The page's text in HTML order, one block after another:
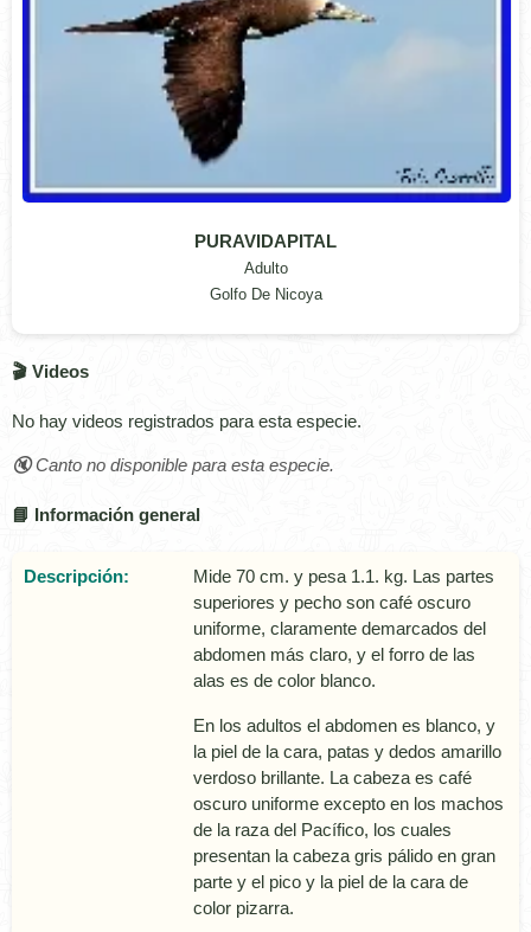
PURAVIDAPITAL
Adulto
Golfo De Nicoya
🎬 Videos
No hay videos registrados para esta especie.
🔇 Canto no disponible para esta especie.
📘 Información general
Descripción:
Mide 70 cm. y pesa 1.1. kg. Las partes
superiores y pecho son café oscuro
uniforme, claramente demarcados del
abdomen más claro, y el forro de las
alas es de color blanco.
En los adultos el abdomen es blanco, y
la piel de la cara, patas y dedos amarillo
verdoso brillante. La cabeza es café
oscuro uniforme excepto en los machos
de la raza del Pací­fico, los cuales
presentan la cabeza gris pálido en gran
parte y el pico y la piel de la cara de
color pizarra.